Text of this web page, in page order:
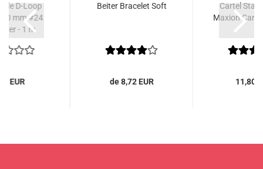
D-Loop
mm #24
- 1 m
EUR
Beiter Bracelet Soft
de 8,72 EUR
Cartel
Maxion
11,80